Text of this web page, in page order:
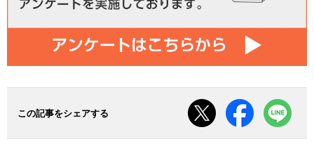
この記事をシェアする